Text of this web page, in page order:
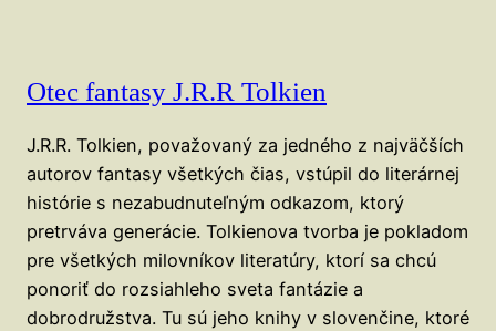
Otec fantasy J.R.R Tolkien
J.R.R. Tolkien, považovaný za jedného z najväčších
autorov fantasy všetkých čias, vstúpil do literárnej
histórie s nezabudnuteľným odkazom, ktorý
pretrváva generácie. Tolkienova tvorba je pokladom
pre všetkých milovníkov literatúry, ktorí sa chcú
ponoriť do rozsiahleho sveta fantázie a
dobrodružstva. Tu sú jeho knihy v slovenčine, ktoré